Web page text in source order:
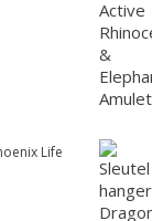
Life